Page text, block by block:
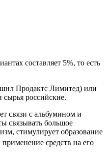
составляет 5%, то есть
Продактс Лимитед) или
российские.
связи с альбумином и
связывать большое
стимулирует образование
средств на его